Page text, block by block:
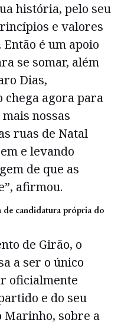
história, pelo seu
e valores
é um apoio
se somar, além
Dias,
agora para
nossas
ruas de Natal
e levando
de que as
afirmou.
de candidatura própria do
de Girão, o
a ser o único
oficialmente
e do seu
sobre a